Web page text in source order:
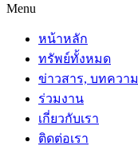
Menu
หน้าหลัก
ทรัพย์ทั้งหมด
ข่าวสาร, บทความ
ร่วมงาน
เกี่ยวกับเรา
ติดต่อเรา